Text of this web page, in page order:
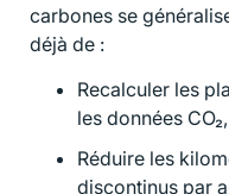
carbones se
déjà de :
Recalculer les
les données CO₂,
Réduire les
discontinus par